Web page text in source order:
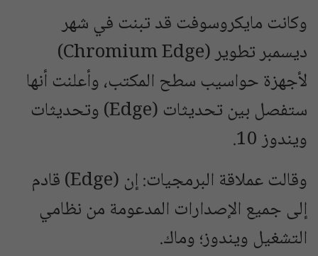
وكانت مايكروسوفت قد تبنت في شهر
ديسمبر تطوير (Chromium Edge)
لأجهزة حواسيب سطح المكتب، وأعلنت أنها
ستفصل بين تحديثات (Edge) وتحديثات
ويندوز 10.
وقالت عملاقة البرمجيات: إن (Edge) قادم
إلى جميع الإصدارات المدعومة من نظامي
التشغيل ويندوز؛ وماك.